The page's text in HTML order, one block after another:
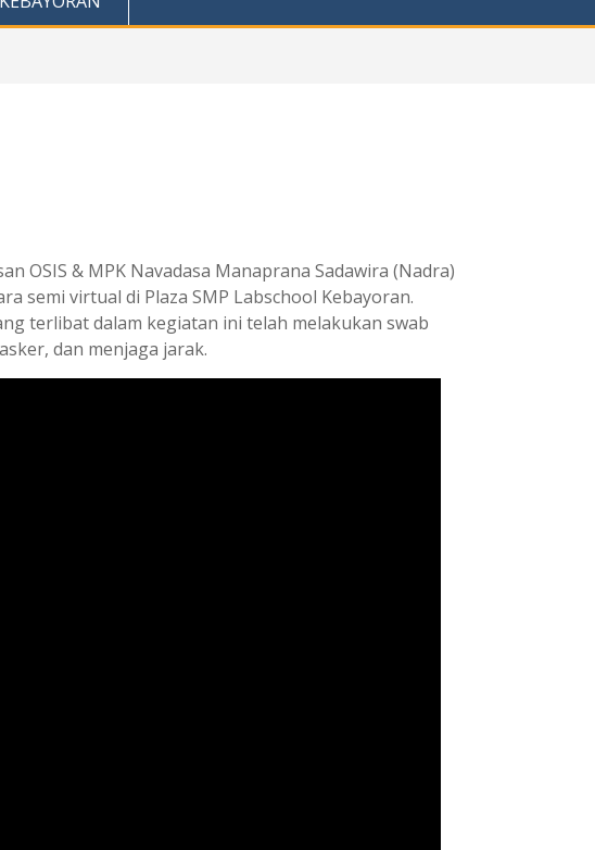
OSIS & MPK Navadasa Manaprana Sadawira (Nadra)
semi virtual di Plaza SMP Labschool Kebayoran.
terlibat dalam kegiatan ini telah melakukan swab
dan menjaga jarak.